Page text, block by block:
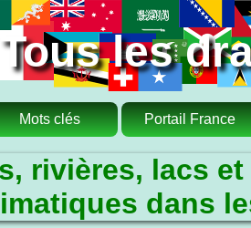
Tous les
Mots clés Portail France
rivières, lacs
dans